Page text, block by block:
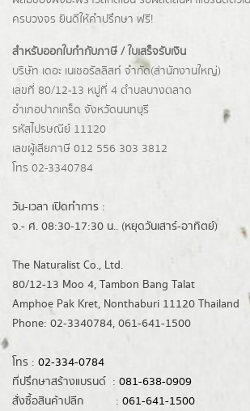
ครบวงจร ยินดีให้คำปรึกษา ฟรี!
สำหรับออกใบกำกับภาษี / ใบเสร็จรับเงิน
บริษัท เดอะ เนเชอรัลลิสท์ จำกัด(ส่านักงานใหญ่)
เลขที่ 80/12-13 หมู่ที่ 4 ตำบลบางตลาด
อำเภอปากเกร็ด จังหวัดนนทบุรี
รหัสไปรษณีย์ 11120
เลขผู้เสียภาษี 012 556 303 3812
โทร 02-3340784
วัน-เวลา เปิดทำการ :
จ.- ศ. 08:30-17:30 น.. (หยุดวันเสาร์-อาทิตย์)
The Naturalist Co., Ltd.
80/12-13 Moo 4, Tambon Bang Talat
Amphoe Pak Kret, Nonthaburi 11120 Thailand
Phone: 02-3340784, 061-641-1500
โทร : 02-334-0784
ที่ปรึกษาสร้างแบรนด์ : 081-638-0909
สั่งซื้อสินค้าปลีก : 061-641-1500